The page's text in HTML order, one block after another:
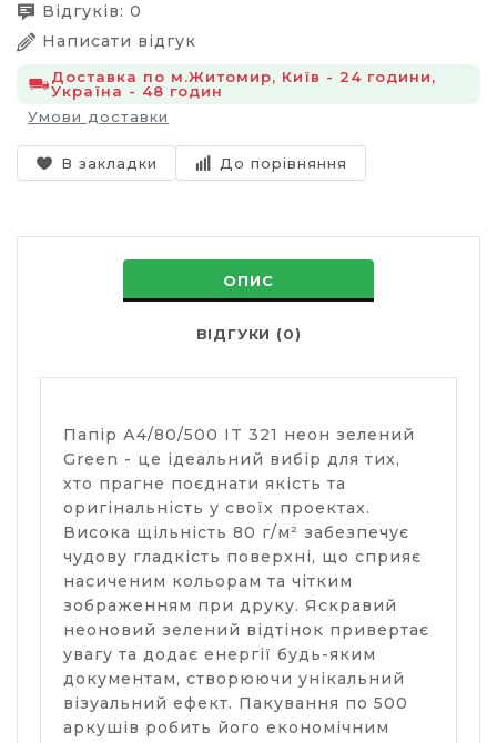
Відгуків: 0
Написати відгук
Доставка по м.Житомир, Київ - 24 години,
Україна - 48 годин
Умови доставки
В закладки До порівняння
ОПИС
ВІДГУКИ (0)
Папір А4/80/500 IT 321 неон зелений
Green - це ідеальний вибір для тих,
хто прагне поєднати якість та
оригінальність у своїх проектах.
Висока щільність 80 г/м² забезпечує
чудову гладкість поверхні, що сприяє
насиченим кольорам та чітким
зображенням при друку. Яскравий
неоновий зелений відтінок привертає
увагу та додає енергії будь-яким
документам, створюючи унікальний
візуальний ефект. Пакування по 500
аркушів робить його економічним